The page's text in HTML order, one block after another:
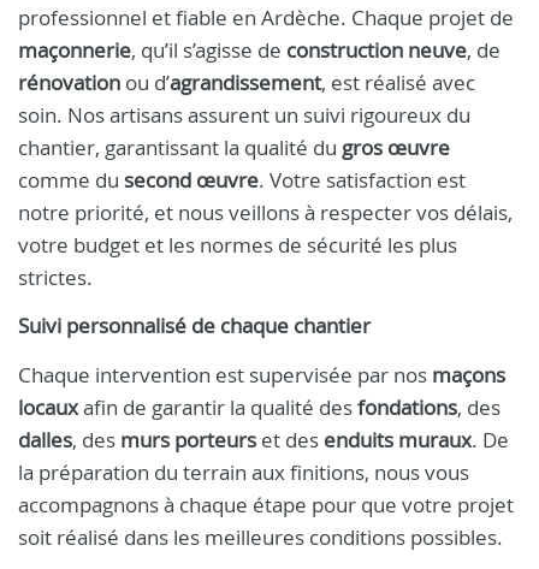
professionnel et fiable en Ardèche. Chaque projet de
maçonnerie, qu’il s’agisse de construction neuve, de
rénovation ou d’agrandissement, est réalisé avec
soin. Nos artisans assurent un suivi rigoureux du
chantier, garantissant la qualité du gros œuvre
comme du second œuvre. Votre satisfaction est
notre priorité, et nous veillons à respecter vos délais,
votre budget et les normes de sécurité les plus
strictes.
Suivi personnalisé de chaque chantier
Chaque intervention est supervisée par nos maçons
locauxafin de garantir la qualité desfondations, des
dalles, des murs porteurs et des enduits muraux. De
la préparation du terrain aux finitions, nous vous
accompagnons à chaque étape pour que votre projet
soit réalisé dans les meilleures conditions possibles.